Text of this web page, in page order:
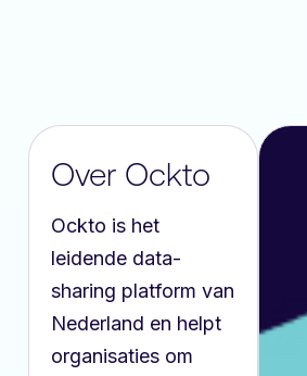
Over Ockto
Ockto is het
leidende data-
sharing platform van
Nederland en helpt
organisaties om